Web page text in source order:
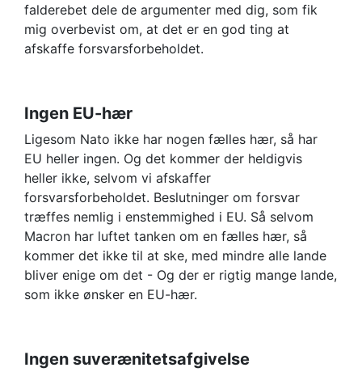
falderebet dele de argumenter med dig, som fik
mig overbevist om, at det er en god ting at
afskaffe forsvarsforbeholdet.
Ingen EU-hær
Ligesom Nato ikke har nogen fælles hær, så har
EU heller ingen. Og det kommer der heldigvis
heller ikke, selvom vi afskaffer
forsvarsforbeholdet. Beslutninger om forsvar
træffes nemlig i enstemmighed i EU. Så selvom
Macron har luftet tanken om en fælles hær, så
kommer det ikke til at ske, med mindre alle lande
bliver enige om det - Og der er rigtig mange lande,
som ikke ønsker en EU-hær.
Ingen suverænitetsafgivelse